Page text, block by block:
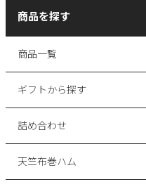
商品を探す
商品一覧
ギフトから探す
詰め合わせ
天竺布巻ハム